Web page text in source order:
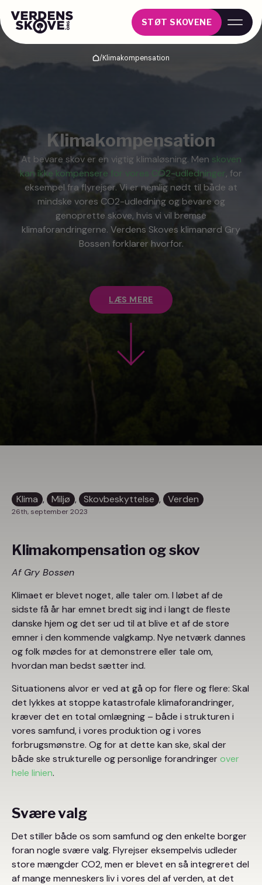
STØT SKOVENE
Hjem/Klimakompensation
Klimakompensation
At bevare skov er en vigtig klimaløsning. Men skoven
kan ikke kompensere for vores CO2-udledninger, for
eksempel fra flyrejser. Vi er nemlig nødt til både at
mindske vores CO2-udledning og bevare og
genoprette skove, hvis vi vil bremse
klimaforandringerne. Verdens Skoves klimanørd Gry
Bossen forklarer hvorfor.
LÆS MERE
Klima , Miljø , Skovbeskyttelse , Verden
26th, september 2023
Klimakompensation og skov
Af Gry Bossen
Klimaet er blevet noget, alle taler om. I løbet af de
sidste få år har emnet bredt sig ind i langt de fleste
danske hjem og det ser ud til at blive et af de store
emner i den kommende valgkamp. Nye netværk dannes
og folk mødes for at demonstrere eller tale om,
hvordan man bedst sætter ind.
Situationens alvor er ved at gå op for flere og flere: Skal
det lykkes at stoppe katastrofale klimaforandringer,
kræver det en total omlægning – både i strukturen i
vores samfund, i vores produktion og i vores
forbrugsmønstre. Og for at dette kan ske, skal der
både ske strukturelle og personlige forandringerover
hele linien.
Svære valg
Det stiller både os som samfund og den enkelte borger
foran nogle svære valg. Flyrejser eksempelvis udleder
store mængder CO2, men er blevet en så integreret del
af mange menneskers liv i vores del af verden, at det